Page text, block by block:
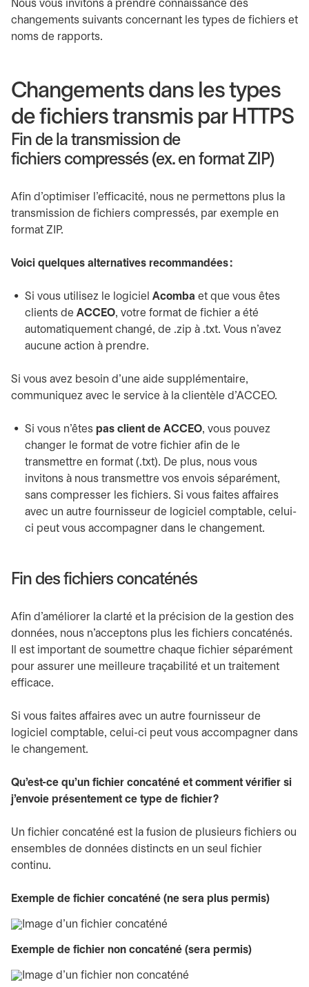
Nous vous invitons à prendre connaissance des
changements suivants concernant les types de fichiers et
noms de rapports.
Changements dans les types
de fichiers transmis par HTTPS
Fin de la transmission de
fichiers compressés (ex. en format ZIP)
Afin d’optimiser l’efficacité, nous ne permettons plus la
transmission de fichiers compressés, par exemple en
format ZIP.
Voici quelques alternatives recommandées :
Si vous utilisez le logiciel Acomba et que vous êtes
clients de ACCEO, votre format de fichier a été
automatiquement changé, de .zip à .txt. Vous n’avez
aucune action à prendre.
Si vous avez besoin d’une aide supplémentaire,
communiquez avec le service à la clientèle d’ACCEO.
Si vous n’êtes pas client de ACCEO, vous pouvez
changer le format de votre fichier afin de le
transmettre en format (.txt). De plus, nous vous
invitons à nous transmettre vos envois séparément,
sans compresser les fichiers. Si vous faites affaires
avec un autre fournisseur de logiciel comptable, celui-
ci peut vous accompagner dans le changement.
Fin des fichiers concaténés
Afin d’améliorer la clarté et la précision de la gestion des
données, nous n'acceptons plus les fichiers concaténés.
Il est important de soumettre chaque fichier séparément
pour assurer une meilleure traçabilité et un traitement
efficace.
Si vous faites affaires avec un autre fournisseur de
logiciel comptable, celui-ci peut vous accompagner dans
le changement.
Qu’est-ce qu’un fichier concaténé et comment vérifier si
j’envoie présentement ce type de fichier?
Un fichier concaténé est la fusion de plusieurs fichiers ou
ensembles de données distincts en un seul fichier
continu.
Exemple de fichier concaténé (ne sera plus permis)
Exemple de fichier non concaténé (sera permis)